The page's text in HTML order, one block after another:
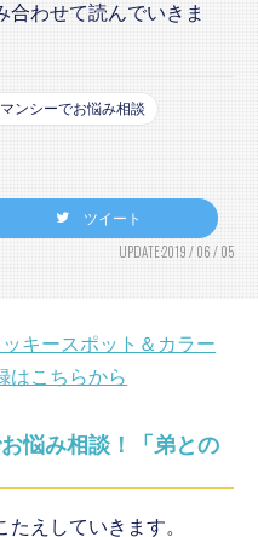
合わせて読んでいきま
ンシーでお悩み相談
ツイート
UPDATE:2019 / 06 / 05
キースポット＆カラー
はこちらから
悩み相談！「弟との
えしていきます。